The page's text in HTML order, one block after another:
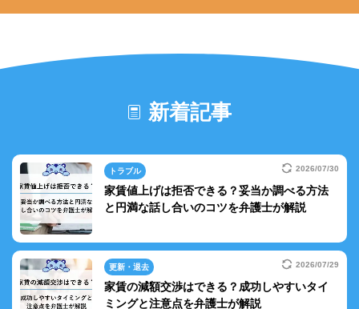
新着記事
トラブル 2026/07/30
家賃値上げは拒否できる？妥当か調べる方法
と円満な話し合いのコツを弁護士が解説
更新・退去 2026/07/29
家賃の減額交渉はできる？成功しやすいタイ
ミングと注意点を弁護士が解説